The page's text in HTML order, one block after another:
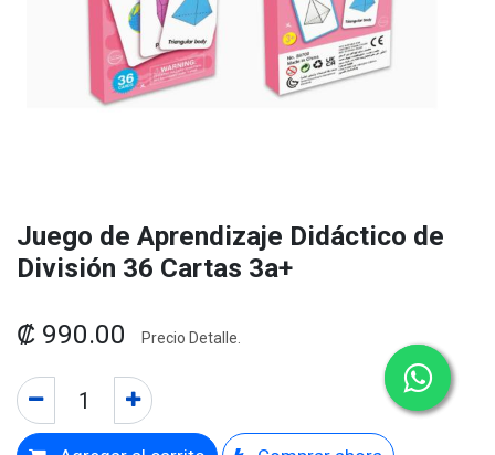
Juego de Aprendizaje Didáctico de
División 36 Cartas 3a+
₡ 990.00 Precio Detalle.